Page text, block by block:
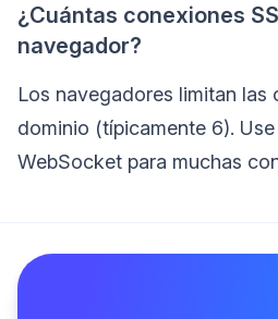
¿Cuántas conexiones
navegador?
Los navegadores limitan las
dominio (típicamente 6).
WebSocket para muchas